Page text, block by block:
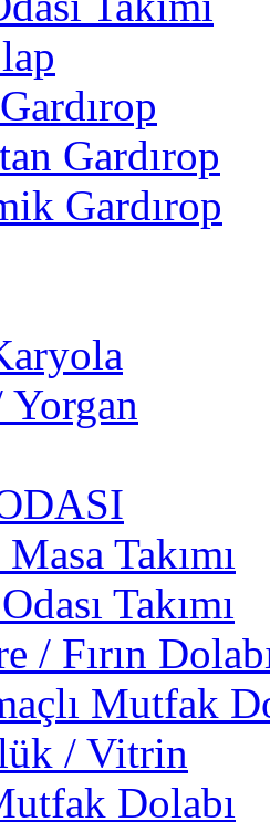
Gardırop
Gardırop
Yorgan
Takımı
Takımı
/ Fırın
Mutfak
/ Vitrin
Dolabı